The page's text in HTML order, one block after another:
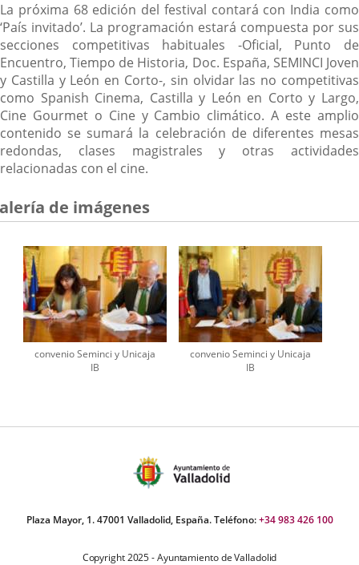
La próxima 68 edición del festival contará con India como
‘País invitado’. La programación estará compuesta por sus
secciones competitivas habituales -Oficial, Punto de
Encuentro, Tiempo de Historia, Doc. España, SEMINCI Joven
y Castilla y León en Corto-, sin olvidar las no competitivas
como Spanish Cinema, Castilla y León en Corto y Largo,
Cine Gourmet o Cine y Cambio climático. A este amplio
contenido se sumará la celebración de diferentes mesas
redondas, clases magistrales y otras actividades
relacionadas con el cine.
de imágenes
convenio Seminci y Unicaja
IB
convenio Seminci y Unicaja
IB
Plaza Mayor, 1. 47001 Valladolid, España. Teléfono:+34 983 426 100
Copyright 2025 - Ayuntamiento de Valladolid